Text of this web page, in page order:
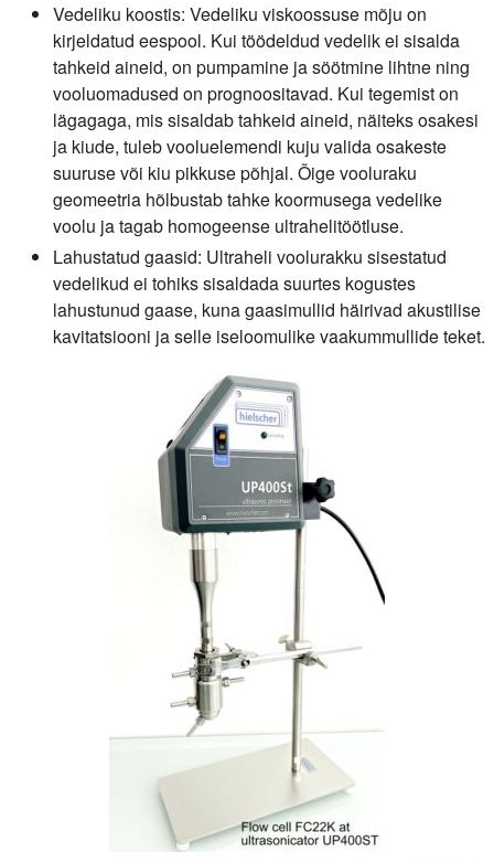
Vedeliku koostis: Vedeliku viskoossuse mõju on
kirjeldatud eespool. Kui töödeldud vedelik ei sisalda
tahkeid aineid, on pumpamine ja söötmine lihtne ning
vooluomadused on prognoositavad. Kui tegemist on
lägagaga, mis sisaldab tahkeid aineid, näiteks osakesi
ja kiude, tuleb vooluelemendi kuju valida osakeste
suuruse või kiu pikkuse põhjal. Õige vooluraku
geomeetria hõlbustab tahke koormusega vedelike
voolu ja tagab homogeense ultrahelitöötluse.
Lahustatud gaasid: Ultraheli voolurakku sisestatud
vedelikud ei tohiks sisaldada suurtes kogustes
lahustunud gaase, kuna gaasimullid häirivad akustilise
kavitatsiooni ja selle iseloomulike vaakummullide teket.